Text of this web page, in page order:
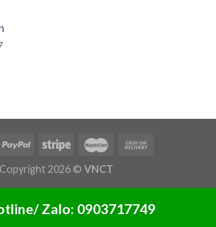
Copyright 2026 © VNCT
Zalo: 0903717749